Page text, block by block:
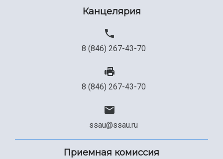
Сведения об образовательной организации
Официальные документы
Канцелярия
8 (846) 267-43-70
8 (846) 267-43-70
ssau@ssau.ru
Приемная комиссия